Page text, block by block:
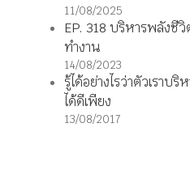
11/08/2025
EP. 318 บริหารพลังชีวิ
ทำงาน
14/08/2023
รู้ได้อย่างไรว่าตัวเราบ
ได้ดีเพียง
13/08/2017